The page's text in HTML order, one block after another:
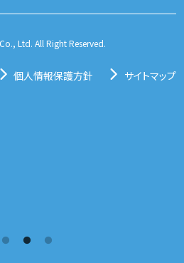
Ltd. All Right Reserved.
個人情報保護方針 サイトマップ